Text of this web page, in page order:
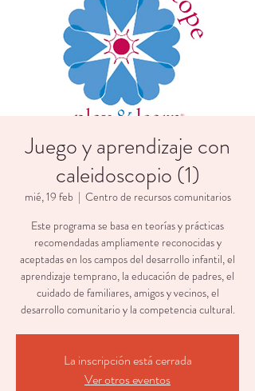
Juego y aprendizaje con
caleidoscopio (1)
mié, 19 feb
  |
Centro de recursos comunitarios
Este programa se basa en teorías y prácticas
recomendadas ampliamente reconocidas y
aceptadas en los campos del desarrollo infantil, el
aprendizaje temprano, la educación de padres, el
cuidado de familiares, amigos y vecinos, el
desarrollo comunitario y la competencia cultural.
La inscripción está cerrada
Ver otros eventos